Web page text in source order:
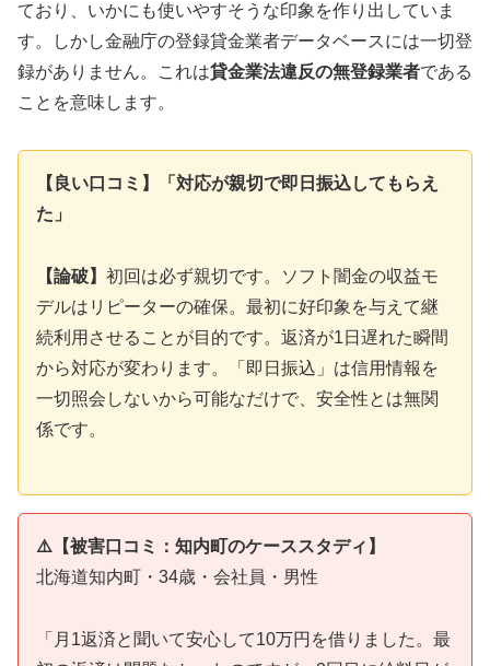
ており、いかにも使いやすそうな印象を作り出していま
す。しかし金融庁の登録貸金業者データベースには一切登
録がありません。これは貸金業法違反の無登録業者である
ことを意味します。
【良い口コミ】「対応が親切で即日振込してもらえ
た」
【論破】 初回は必ず親切です。ソフト闇金の収益モ
デルはリピーターの確保。最初に好印象を与えて継
続利用させることが目的です。返済が1日遅れた瞬間
から対応が変わります。「即日振込」は信用情報を
一切照会しないから可能なだけで、安全性とは無関
係です。
⚠️【被害口コミ：知内町のケーススタディ】
北海道知内町・34歳・会社員・男性
「月1返済と聞いて安心して10万円を借りました。最